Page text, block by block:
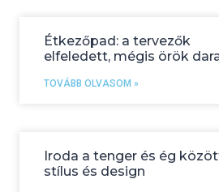
Étkezőpad: a tervezők
elfeledett, mégis örök
TOVÁBB OLVASOM »
Iroda a tenger és ég
stílus és design